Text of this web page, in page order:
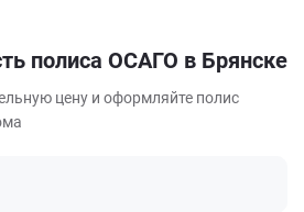
полиса ОСАГО в Брянске
цену и оформляйте полис